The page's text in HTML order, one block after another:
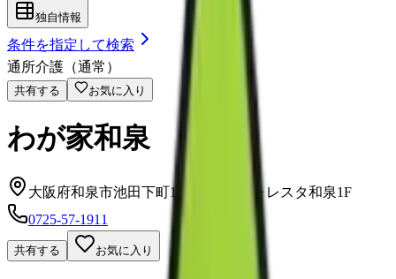
独自情報
条件を指定して検索
通所介護（通常）
共有する お気に入り
わが家和泉
大阪府和泉市池田下町1763-1サンフォレスタ和泉1F
0725-57-1911
共有する お気に入り